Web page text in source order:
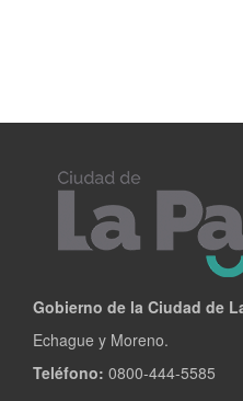
Gobierno de la Ciudad de
Echague y Moreno.
Teléfono: 0800-444-5585